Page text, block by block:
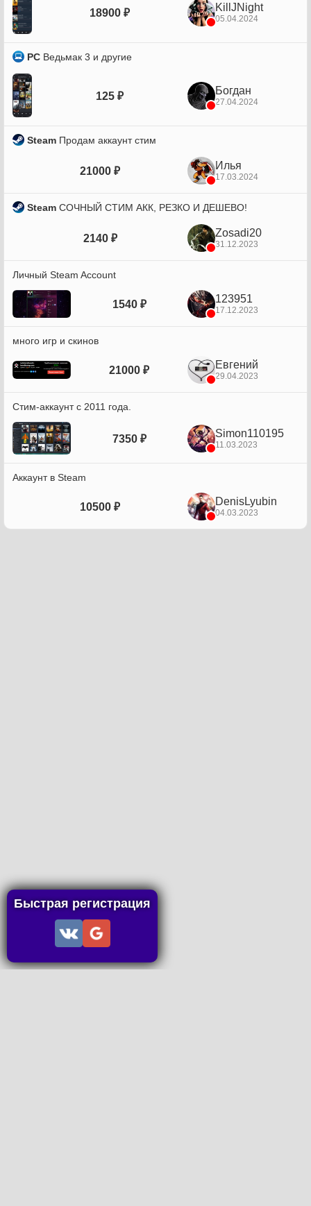
18900 ₽ KillJNight
05.04.2024
PC Ведьмак 3 и другие
125 ₽ Богдан
27.04.2024
Steam Продам аккаунт стим
21000 ₽ Илья
17.03.2024
Steam СОЧНЫЙ СТИМ АКК, РЕЗКО И ДЕШЕВО!
2140 ₽ Zosadi20
31.12.2023
Личный Steam Account
1540 ₽ 123951
17.12.2023
много игр и скинов
21000 ₽ Евгений
29.04.2023
Стим-аккаунт с 2011 года.
7350 ₽ Simon110195
11.03.2023
Аккаунт в Steam
10500 ₽ DenisLyubin
04.03.2023
Быстрая регистрация